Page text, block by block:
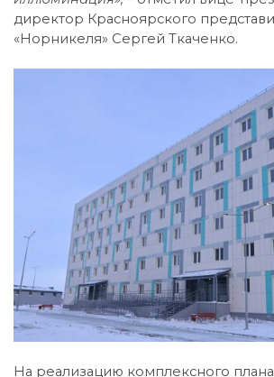
директор Красноярского
«Норникеля» Сергей Ткаченко.
На реализацию комплексного